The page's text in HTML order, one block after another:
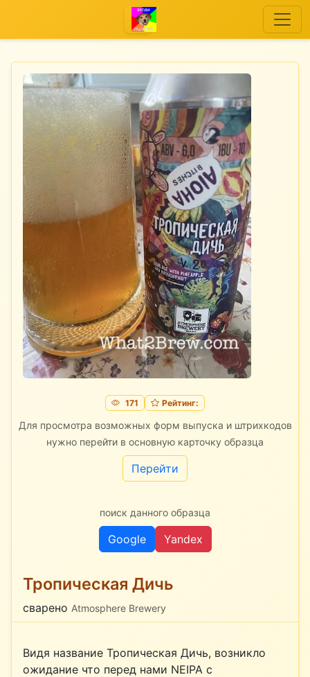
171 Рейтинг:
Для просмотра возможных форм выпуска и штрихкодов
нужно перейти в основную карточку образца
Перейти
поиск данного образца
Google Yandex
Тропическая Дичь
сварено Atmosphere Brewery
Видя название Тропическая Дичь, возникло
ожидание что перед нами NEIPA с